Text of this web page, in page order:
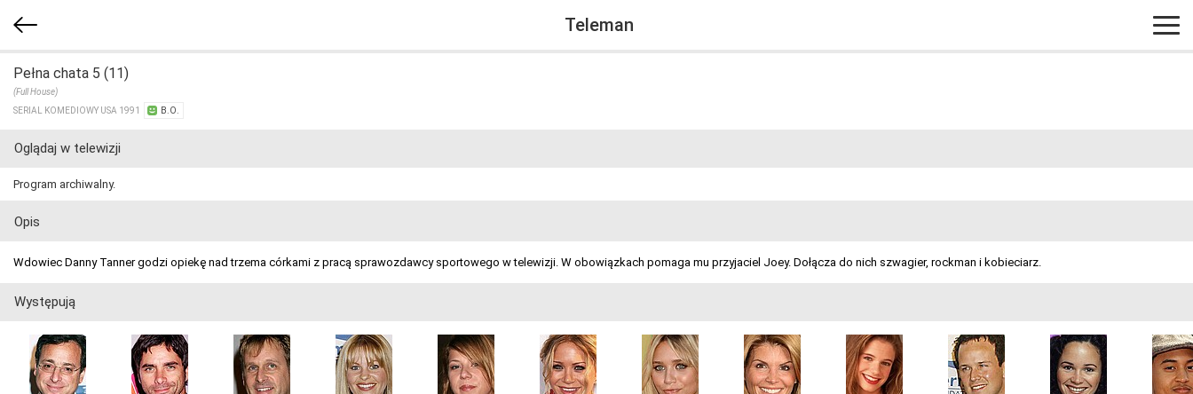
Teleman
Pełna chata 5 (11)
(Full House)
SERIAL KOMEDIOWY USA 1991
B.O.
Oglądaj w telewizji
Program archiwalny.
Opis
Wdowiec Danny Tanner godzi opiekę nad trzema córkami z pracą sprawozdawcy sportowego w telewizji. W obowiązkach pomaga mu przyjaciel Joey. Dołącza do nich szwagier, rockman i kobieciarz.
Występują